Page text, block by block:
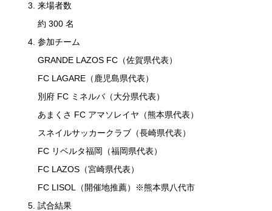
来場者数
約 300 名
参加チーム
GRANDE LAZOS FC（佐賀県代表）
FC LAGARE（鹿児島県代表）
別府 FC ミネルバ（大分県代表）
あまくさ FC アマソレイヤ（熊本県代表）
スネイルサッカークラブ（長崎県代表）
FC リベルタ福岡（福岡県代表）
FC LAZOS（宮崎県代表）
FC LISOL（開催地推薦）※熊本県八代市
試合結果